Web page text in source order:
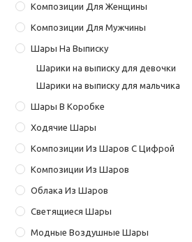
Композиции Для Женщины
Композиции Для Мужчины
Шары На Выписку
Шарики на выписку для девочки
Шарики на выписку для мальчика
Шары В Коробке
Ходячие Шары
Композиции Из Шаров С Цифрой
Композиции Из Шаров
Облака Из Шаров
Светящиеся Шары
Модные Воздушные Шары